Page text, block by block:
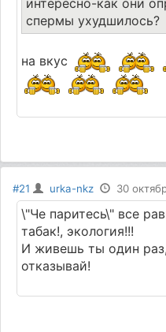
интересно-как они
спермы ухудшилось?
на вкус
#21 urka-nkz 30
\"Че паритесь\" все
табак!, экология!!!
И живешь ты один
отказывай!